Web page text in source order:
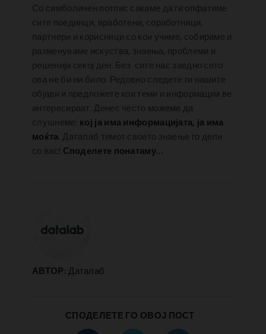
Со симболичен потпис сакаме да ги опфатиме
сите поединци, вработени, соработници,
партнери и корисници со кои учиме, собираме и
разменуваме искуства, знаења, проблеми и
решенија секој ден. Без сите нас заедно сето
ова не би ни било. Редовно следете ги нашите
објави и предложете кои теми и информации ве
интересираат. Денес често можеме да
слушнеме: кој ја има информацијата, ја има
моќта. Даталаб тимот своето знаење го дели
со вас! Споделете понатаму…
АВТОР: Даталаб
СПОДЕЛЕТЕ ГО ОВОЈ ПОСТ